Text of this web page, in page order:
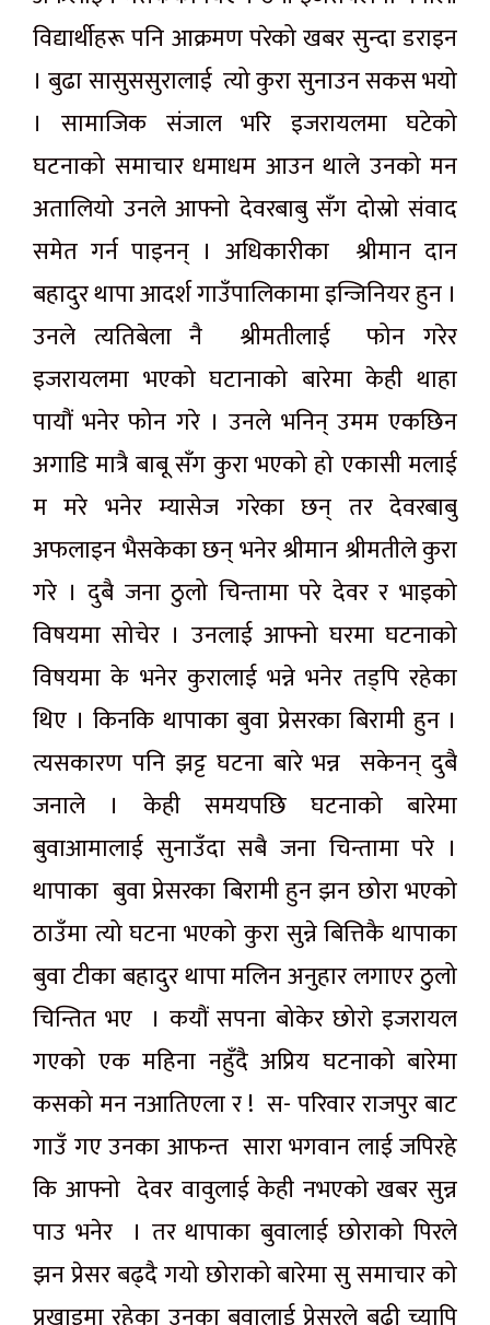
विद्यार्थीहरू पनि आक्रमण परेको खबर सुन्दा डराइन
। बुढा सासुससुरालाई त्यो कुरा सुनाउन सकस भयो
। सामाजिक संजाल भरि इजरायलमा घटेको
घटनाको समाचार धमाधम आउन थाले उनको मन
अतालियो उनले आफ्नो देवरबाबु सँग दोस्रो संवाद
समेत गर्न पाइनन् । अधिकारीका श्रीमान दान
बहादुर थापा आदर्श गाउँपालिकामा इन्जिनियर हुन ।
उनले त्यतिबेला नै श्रीमतीलाई फोन गरेर
इजरायलमा भएको घटानाको बारेमा केही थाहा
पायौं भनेर फोन गरे । उनले भनिन् उमम एकछिन
अगाडि मात्रै बाबू सँग कुरा भएको हो एकासी मलाई
म मरे भनेर म्यासेज गरेका छन् तर देवरबाबु
अफलाइन भैसकेका छन् भनेर श्रीमान श्रीमतीले कुरा
गरे । दुबै जना ठुलो चिन्तामा परे देवर र भाइको
विषयमा सोचेर । उनलाई आफ्नो घरमा घटनाको
विषयमा के भनेर कुरालाई भन्ने भनेर तड्पि रहेका
थिए । किनकि थापाका बुवा प्रेसरका बिरामी हुन ।
त्यसकारण पनि झट्ट घटना बारे भन्न सकेनन् दुबै
जनाले । केही समयपछि घटनाको बारेमा
बुवाआमालाई सुनाउँदा सबै जना चिन्तामा परे ।
थापाका बुवा प्रेसरका बिरामी हुन झन छोरा भएको
ठाउँमा त्यो घटना भएको कुरा सुन्ने बित्तिकै थापाका
बुवा टीका बहादुर थापा मलिन अनुहार लगाएर ठुलो
चिन्तित भए । कयौं सपना बोकेर छोराे इजरायल
गएको एक महिना नहुँदै अप्रिय घटनाको बारेमा
कसको मन नआतिएला र ! स- परिवार राजपुर बाट
गाउँ गए उनका आफन्त सारा भगवान लाई जपिरहे
कि आफ्नो देवर वावुलाई केही नभएको खबर सुन्न
पाउ भनेर । तर थापाका बुवालाई छोराको पिरले
झन प्रेसर बढ्दै गयो छोराको बारेमा सु समाचार को